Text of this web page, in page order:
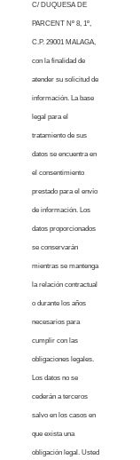
C/ DUQUESA DE
PARCENT Nº 8, 1º,
C.P. 29001 MALAGA,
con la finalidad de
atender su solicitud de
información. La base
legal para el
tratamiento de sus
datos se encuentra en
el consentimiento
prestado para el envío
de información. Los
datos proporcionados
se conservarán
mientras se mantenga
la relación contractual
o durante los años
necesarios para
cumplir con las
obligaciones legales.
Los datos no se
cederán a terceros
salvo en los casos en
que exista una
obligación legal. Usted